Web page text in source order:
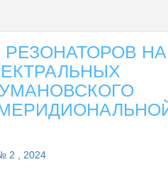
НА
2 , 2024